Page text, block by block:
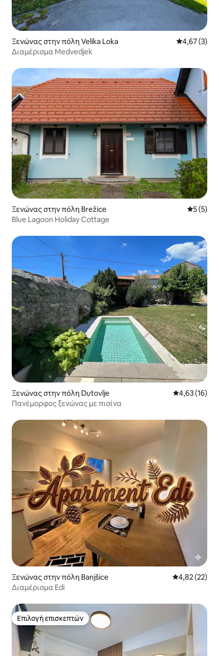
Ξενώνας στην πόλη Velika Loka Μέση
4,67 (3)
Διαμέρισμα Medvedjek
Ξενώνας στην πόλη Brežice Μέση
5 (5)
Blue Lagoon Holiday Cottage
Ξενώνας στην πόλη Dutovlje Μέση
4,63 (16)
Πανέμορφος ξενώνας με πισίνα
Ξενώνας στην πόλη Banjšice Μέση
4,82 (22)
Διαμέρισμα Edi
Επιλογή επισκεπτών
Επιλογή επισκεπτών